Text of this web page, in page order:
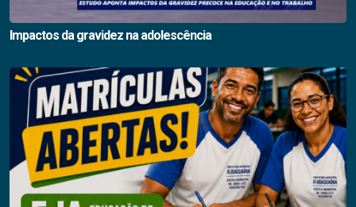
Impactos da gravidez na adolescência